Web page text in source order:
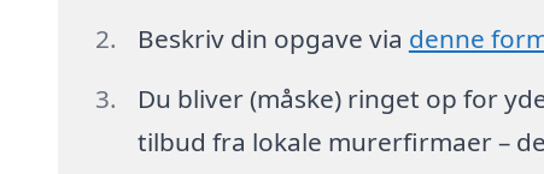
Beskriv din opgave via denne
Du bliver (måske) ringet op for
tilbud fra lokale murerfirmaer –